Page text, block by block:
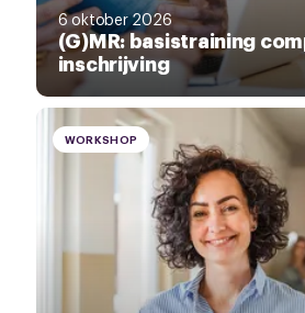
6 oktober 2026
(G)MR: basistraining
inschrijving
WORKSHOP